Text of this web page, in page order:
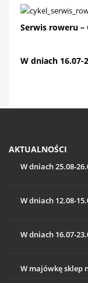
Serwis roweru –
W dniach 16.07-
AKTUALNOŚCI
W dniach 25.08-
W dniach 12.08-
W dniach 16.07-
W majówkę sklep